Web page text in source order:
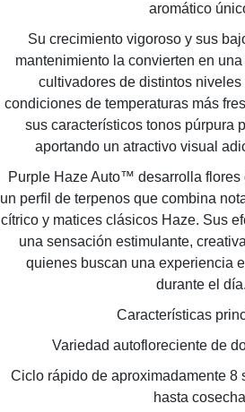
aromático
Su crecimiento vigoroso y sus
mantenimiento la convierten en
cultivadores de distintos
condiciones de temperaturas más
sus característicos tonos púrpura
aportando un atractivo visual
Purple Haze Auto™ desarrolla flores
un perfil de terpenos que combina
cítrico y matices clásicos Haze. Sus
una sensación estimulante,
quienes buscan una experiencia
durante el día.
Características
Variedad autofloreciente de
Ciclo rápido de aproximadamente 8
hasta